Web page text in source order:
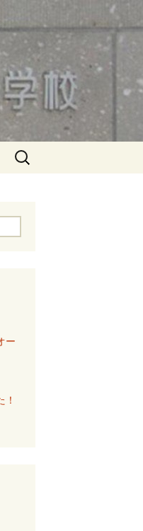
検
索:
ー
！